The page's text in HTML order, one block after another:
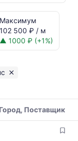
Максимум
102 500 ₽ / м
▲ 1000 ₽ (+1%)
Город, Поставщик